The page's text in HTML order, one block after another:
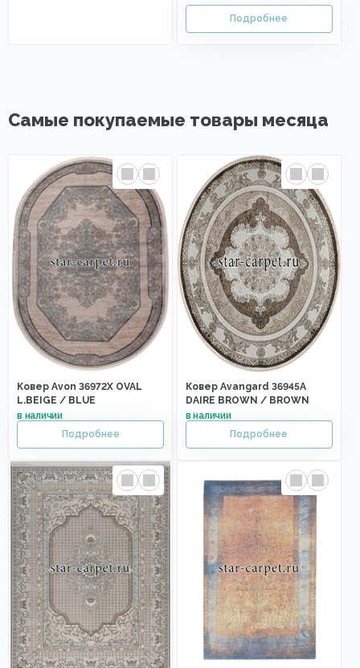
Самые покупаемые товары месяца
Ковер Avon 36972X OVAL
L.BEIGE / BLUE
Ковер Avangard 36945A
DAIRE BROWN / BROWN